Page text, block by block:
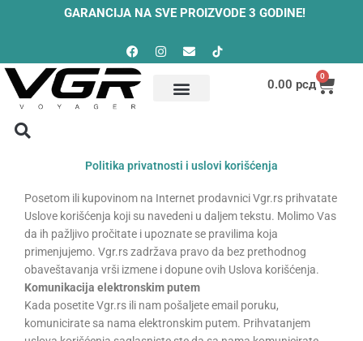
GARANCIJA NA SVE PROIZVODE 3 GODINE!
Facebook
InstagramEnvelope
0.00 рсд
0
Cart
Politika privatnosti i uslovi
korišćenja
Politika privatnosti i uslovi korišćenja
Posetom ili kupovinom na Internet prodavnici Vgr.rs prihvatate
Uslove korišćenja koji su navedeni u daljem tekstu. Molimo Vas
da ih pažljivo pročitate i upoznate se pravilima koja
primenjujemo. Vgr.rs zadržava pravo da bez prethodnog
obaveštavanja vrši izmene i dopune ovih Uslova korišćenja.
Komunikacija elektronskim putem
Kada posetite Vgr.rs ili nam pošaljete email poruku,
komunicirate sa nama elektronskim putem. Prihvatanjem